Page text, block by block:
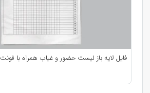
فایل لایه باز لیست حضور و غیاب همراه با فونت